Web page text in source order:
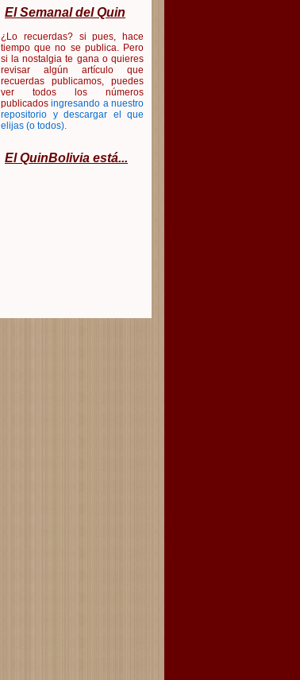
El Semanal del Quin
¿Lo recuerdas? si pues, hace
tiempo que no se publica. Pero
si la nostalgia te gana o quieres
revisar algún artículo que
recuerdas publicamos, puedes
ver todos los números
publicados ingresando a nuestro
repositorio y descargar el que
elijas (o todos).
El QuinBolivia está...